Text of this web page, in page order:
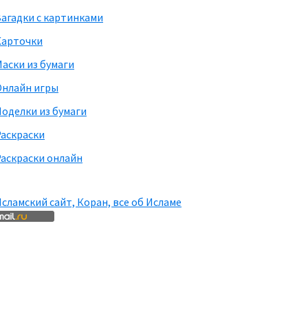
с картинками
из бумаги
игры
из бумаги
онлайн
сайт, Коран, все об Исламе